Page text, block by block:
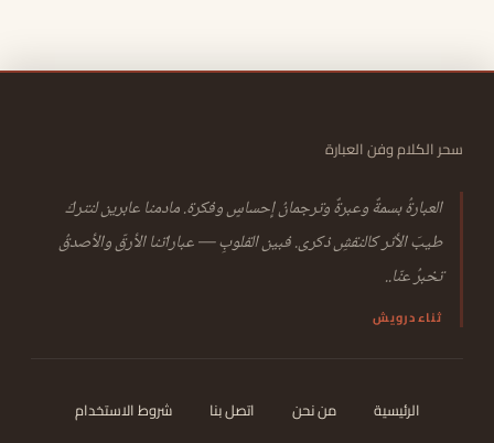
سحر الكلام وفن العبارة
العبارةُ بسمةٌ وعبرةٌ وترجمانُ إحساسٍ وفكرة. مادمنا عابرين لنتركَ
طيبَ الأثر كالنقشِ ذكرى. فبين القلوبِ — عباراتنا الأرقّ والأصدقُ
تخبرُ عنّا..
ثناء درويش
الرئيسية من نحن اتصل بنا شروط الاستخدام